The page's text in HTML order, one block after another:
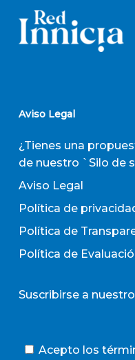
Aviso Legal
¿Tienes una
de nuestro `Silo de
Aviso Legal
Política de
Política de
Política de
Suscribirse a
Acepto los